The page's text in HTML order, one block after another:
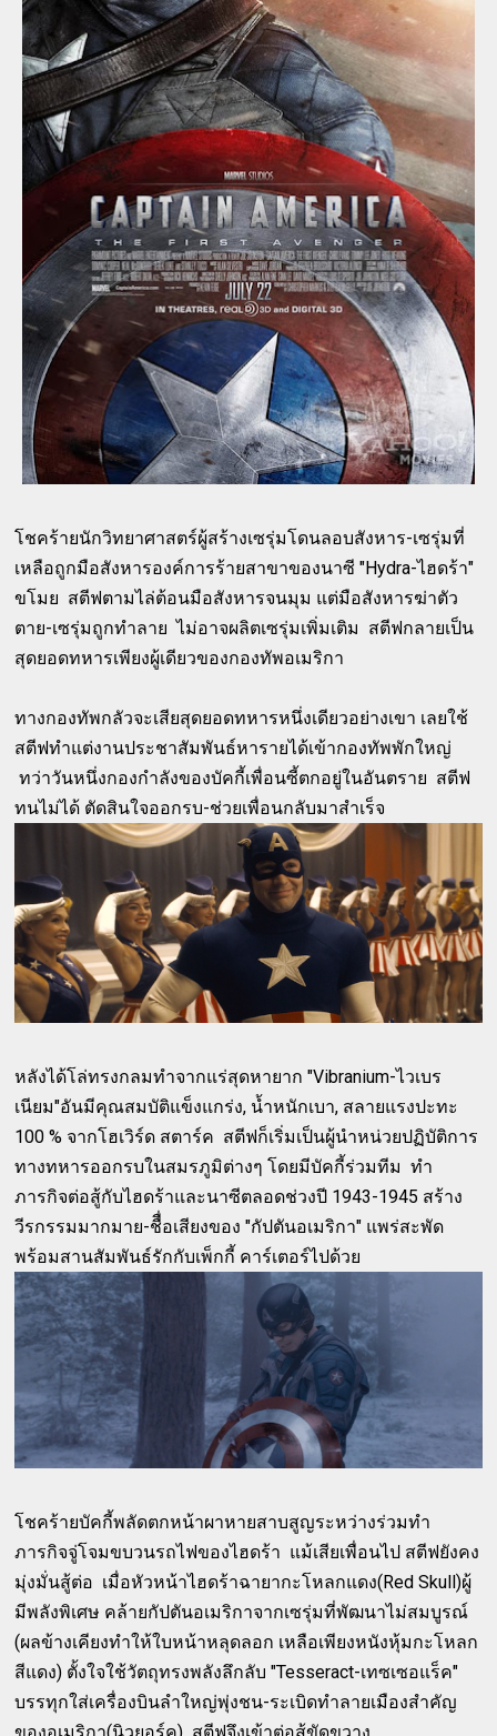
โชคร้ายนักวิทยาศาสตร์ผู้สร้างเซรุ่มโดนลอบสังหาร-เซรุ่มที่
เหลือถูกมือสังหารองค์การร้ายสาขาของนาซี "Hydra-ไฮดร้า"
ขโมย สตีฟตามไล่ต้อนมือสังหารจนมุม แต่มือสังหารฆ่าตัว
ตาย-เซรุ่มถูกทำลาย ไม่อาจผลิตเซรุ่มเพิ่มเติม สตีฟกลายเป็น
สุดยอดทหารเพียงผู้เดียวของกองทัพอเมริกา
ทางกองทัพกลัวจะเสียสุดยอดทหารหนึ่งเดียวอย่างเขา เลยใช้
สตีฟทำแต่งานประชาสัมพันธ์หารายได้เข้ากองทัพพักใหญ่
ทว่าวันหนึ่งกองกำลังของบัคกี้เพื่อนซี้ตกอยู่ในอันตราย สตีฟ
ทนไม่ได้ ตัดสินใจออกรบ-ช่วยเพื่อนกลับมาสำเร็จ
หลังได้โล่ทรงกลมทำจากแร่สุดหายาก "Vibranium-ไวเบร
เนียม"อันมีคุณสมบัติแข็งแกร่ง, น้ำหนักเบา, สลายแรงปะทะ
100 % จากโฮเวิร์ด สตาร์ค สตีฟก็เริ่มเป็นผู้นำหน่วยปฏิบัติการ
ทางทหารออกรบในสมรภูมิต่างๆ โดยมีบัคกี้ร่วมทีม ทำ
ภารกิจต่อสู้กับไฮดร้าและนาซีตลอดช่วงปี 1943-1945 สร้าง
วีรกรรมมากมาย-ชืื่อเสียงของ "กัปตันอเมริกา" แพร่สะพัด
พร้อมสานสัมพันธ์รักกับเพ็กกี้ คาร์เตอร์ไปด้วย
โชคร้ายบัคกี้พลัดตกหน้าผาหายสาบสูญระหว่างร่วมทำ
ภารกิจจู่โจมขบวนรถไฟของไฮดร้า แม้เสียเพื่อนไป สตีฟยังคง
มุ่งมั่นสู้ต่อ เมื่อหัวหน้าไฮดร้าฉายากะโหลกแดง(Red Skull)ผู้
มีพลังพิเศษ คล้ายกัปตันอเมริกาจากเซรุ่มที่พัฒนาไม่สมบูรณ์
(ผลข้างเคียงทำให้ใบหน้าหลุดลอก เหลือเพียงหนังหุ้มกะโหลก
สีแดง) ตั้งใจใช้วัตถุทรงพลังลึกลับ "Tesseract-เทซเซอแร็ค"
บรรทุกใส่เครื่องบินลำใหญ่พุ่งชน-ระเบิดทำลายเมืองสำคัญ